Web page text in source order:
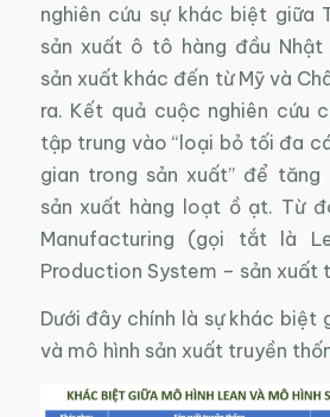
nghiên cứu sự khác biệt giữa
sản xuất ô tô hàng đầu Nhật
sản xuất khác đến từ Mỹ và
ra. Kết quả cuộc nghiên cứu
tập trung vào “loại bỏ tối đa
gian trong sản xuất” để tăng
sản xuất hàng loạt ồ ạt. Từ
Manufacturing (gọi tắt là
Production System – sản xuất
Dưới đây chính là sự khác biệt
và mô hình sản xuất truyền